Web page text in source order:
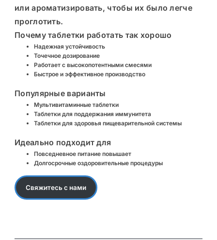
или ароматизировать, чтобы их было легче
проглотить.
Почемутаблетки работать так хорошо
Надежная устойчивость
Точечное дозирование
Работает с высокопотентными смесями
Быстрое и эффективное производство
Популярные варианты
Мультивитаминные таблетки
Таблетки для поддержания иммунитета
Таблетки для здоровья пищеварительной системы
Идеально подходит для
Повседневное питание повышает
Долгосрочные оздоровительные процедуры
Свяжитесь с нами